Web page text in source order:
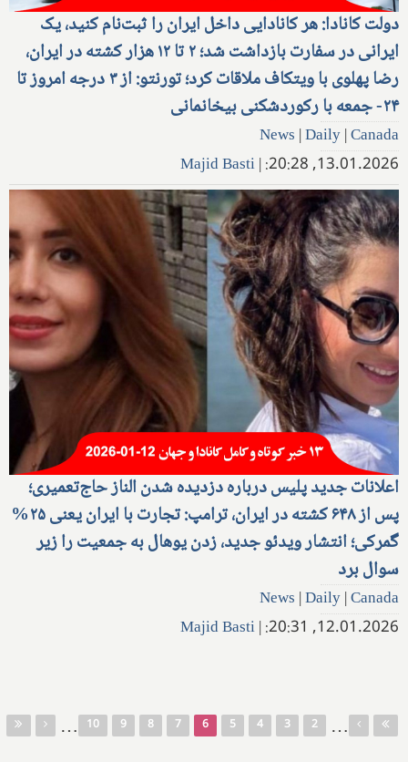
دولت کانادا: هر کانادایی داخل ایران را ثبت‌نام کنید، یک
ایرانی در سفارت بازداشت شد؛ ۲ تا ۱۲ هزار کشته در ایران،
رضا پهلوی با ویتکاف ملاقات کرد؛ تورنتو: از ۳ درجه امروز تا
۲۴- جمعه با رکوردشکنی بیخانمانی
News |Daily|Canada
13.01.2026, 20:28:
|
Majid Basti
اعلانات جدید پلیس درباره دزدیده شدن الناز حاج‌تعمیری؛
پس از ۶۴۸ کشته در ایران، ترامپ: تجارت با ایران یعنی ۲۵%
گمرکی؛ انتشار ویدئو جدید، زدن یوهال به جمعیت را زیر
سوال برد
News |Daily|Canada
12.01.2026, 20:31:
|
Majid Basti
…
2
3
4
5
6
7
8
9
10
…